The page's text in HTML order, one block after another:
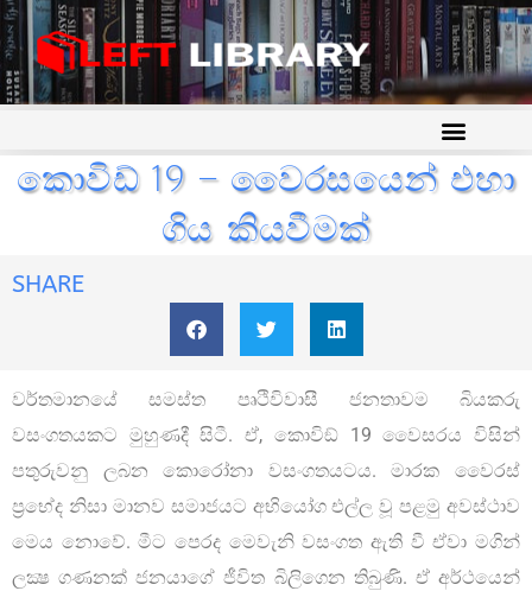
කොවිඩ් 19 – වෛරසයෙන් එහා
ගිය කියවීමක්
SHARE
වර්තමානයේ සමස්ත පෘථිවිවාසී ජනතාවම බියකරු
වසංගතයකට මුහුණදී සිටී. ඒ, කොවිඞ් 19 වෛසරය විසින්
පතුරුවනු ලබන කොරෝනා වසංගතයටය. මාරක වෛරස්
ප්‍රභේද නිසා මානව සමාජයට අභියෝග එල්ල වූ පළමු අවස්ථාව
මෙය නොවේ. මීට පෙරද මෙවැනි වසංගත ඇති වී ඒවා මගින්
ලක්‍ෂ ගණනක් ජනයාගේ ජීවිත බිලිගෙන තිබුණි. ඒ අර්ථයෙන්